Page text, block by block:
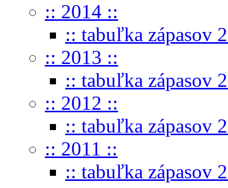
:: 2014 ::
:: tabuľka zápasov
:: 2013 ::
:: tabuľka zápasov
:: 2012 ::
:: tabuľka zápasov
:: 2011 ::
:: tabuľka zápasov